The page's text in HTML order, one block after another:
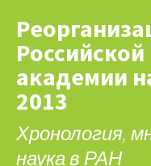
Российской
академии
2013
Хронология,
наука в РАН